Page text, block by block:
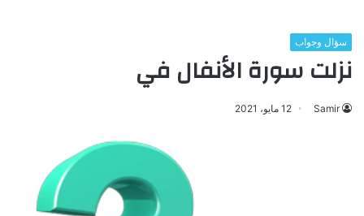
سؤال وجواب
نزلت سورة الأنفال في
Samir 12 مايو، 2021